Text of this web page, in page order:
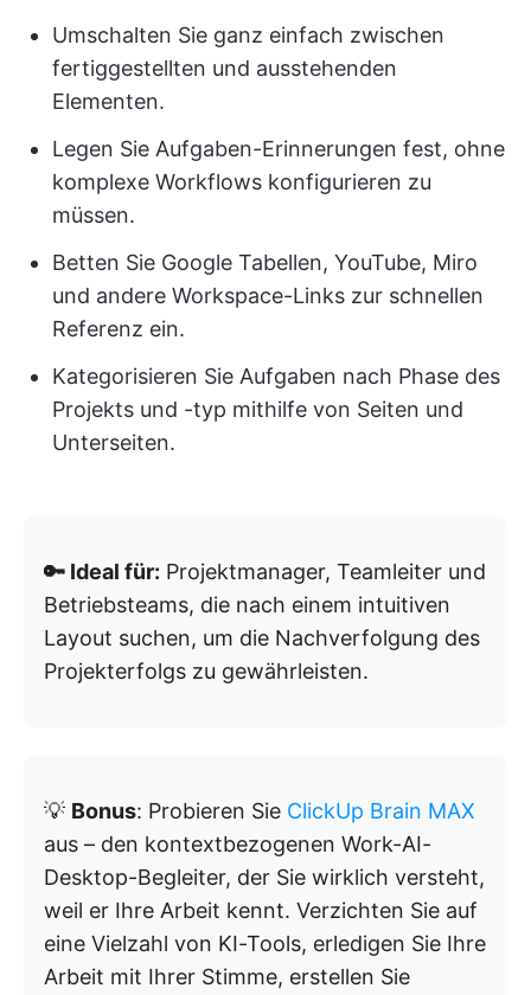
Umschalten Sie ganz einfach zwischen
fertiggestellten und ausstehenden
Elementen.
Legen Sie Aufgaben-Erinnerungen fest, ohne
komplexe Workflows konfigurieren zu
müssen.
Betten Sie Google Tabellen, YouTube, Miro
und andere Workspace-Links zur schnellen
Referenz ein.
Kategorisieren Sie Aufgaben nach Phase des
Projekts und -typ mithilfe von Seiten und
Unterseiten.
🔑 Ideal für: Projektmanager, Teamleiter und
Betriebsteams, die nach einem intuitiven
Layout suchen, um die Nachverfolgung des
Projekterfolgs zu gewährleisten.
💡 Bonus: Probieren Sie ClickUp Brain MAX
aus – den kontextbezogenen Work-AI-
Desktop-Begleiter, der Sie wirklich versteht,
weil er Ihre Arbeit kennt. Verzichten Sie auf
eine Vielzahl von KI-Tools, erledigen Sie Ihre
Arbeit mit Ihrer Stimme, erstellen Sie